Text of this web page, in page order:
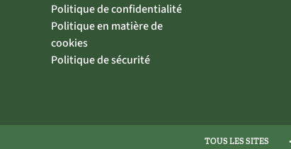
Politique de confidentialité
Politique en matière de
cookies
Politique de sécurité
TOUS LES SITES